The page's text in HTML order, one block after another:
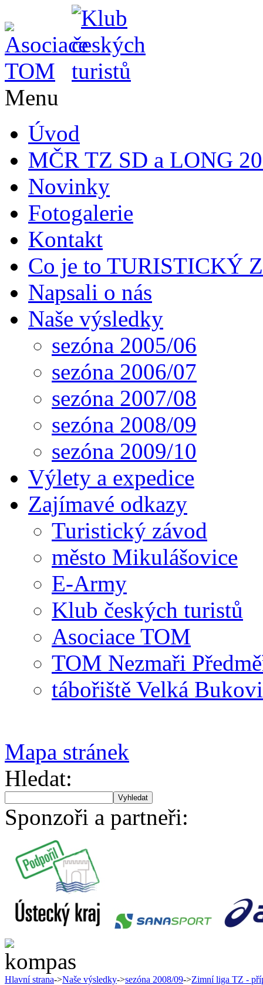
Menu
Úvod
MČR TZ SD a LONG
Novinky
Fotogalerie
Kontakt
Co je to TURISTICKÝ
Napsali o nás
Naše výsledky
sezóna 2005/06
sezóna 2006/07
sezóna 2007/08
sezóna 2008/09
sezóna 2009/10
Výlety a expedice
Zajímavé odkazy
Turistický závod
město Mikulášovice
E-Army
Klub českých turistů
Asociace TOM
TOM Nezmaři
tábořiště Velká
Mapa stránek
Hledat:
Sponzoři a partneři:
Hlavní strana->Naše výsledky->sezóna 2008/09->Zimní liga TZ -